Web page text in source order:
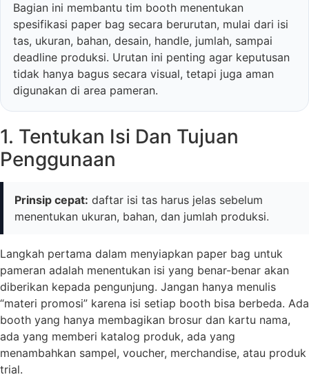
Bagian ini membantu tim booth menentukan
spesifikasi paper bag secara berurutan, mulai dari isi
tas, ukuran, bahan, desain, handle, jumlah, sampai
deadline produksi. Urutan ini penting agar keputusan
tidak hanya bagus secara visual, tetapi juga aman
digunakan di area pameran.
1. Tentukan Isi Dan Tujuan
Penggunaan
Prinsip cepat: daftar isi tas harus jelas sebelum
menentukan ukuran, bahan, dan jumlah produksi.
Langkah pertama dalam menyiapkan paper bag untuk
pameran adalah menentukan isi yang benar-benar akan
diberikan kepada pengunjung. Jangan hanya menulis
“materi promosi” karena isi setiap booth bisa berbeda. Ada
booth yang hanya membagikan brosur dan kartu nama,
ada yang memberi katalog produk, ada yang
menambahkan sampel, voucher, merchandise, atau produk
trial.